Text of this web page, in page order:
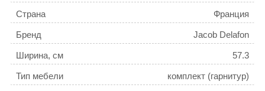
Страна Франция
Бренд Jacob Delafon
Ширина, см 57.3
Тип мебели комплект (гарнитур)